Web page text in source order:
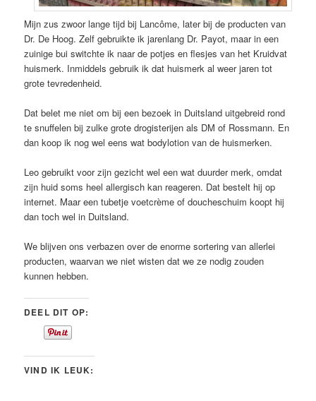
Mijn zus zwoor lange tijd bij Lancôme, later bij de producten van
Dr. De Hoog. Zelf gebruikte ik jarenlang Dr. Payot, maar in een
zuinige bui switchte ik naar de potjes en flesjes van het Kruidvat
huismerk. Inmiddels gebruik ik dat huismerk al weer jaren tot
grote tevredenheid.
Dat belet me niet om bij een bezoek in Duitsland uitgebreid rond
te snuffelen bij zulke grote drogisterijen als DM of Rossmann. En
dan koop ik nog wel eens wat bodylotion van de huismerken.
Leo gebruikt voor zijn gezicht wel een wat duurder merk, omdat
zijn huid soms heel allergisch kan reageren. Dat bestelt hij op
internet. Maar een tubetje voetcrème of doucheschuim koopt hij
dan toch wel in Duitsland.
We blijven ons verbazen over de enorme sortering van allerlei
producten, waarvan we niet wisten dat we ze nodig zouden
kunnen hebben.
DEEL DIT OP:
VIND IK LEUK: